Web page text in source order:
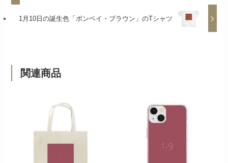
1月10日の誕生色「ボンベイ・ブラウン」のTシャツ
関連商品